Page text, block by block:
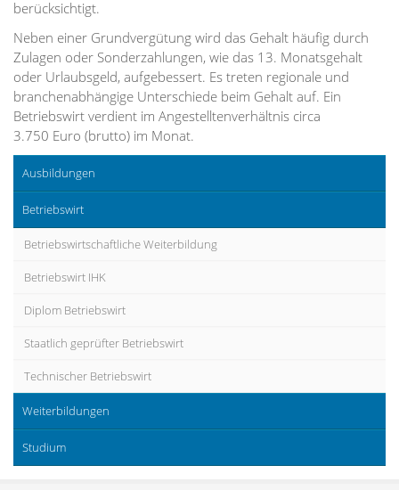
berücksichtigt.
Neben einer Grundvergütung wird das Gehalt häufig durch
Zulagen oder Sonderzahlungen, wie das 13. Monatsgehalt
oder Urlaubsgeld, aufgebessert. Es treten regionale und
branchenabhängige Unterschiede beim Gehalt auf. Ein
Betriebswirt verdient im Angestelltenverhältnis circa
3.750 Euro (brutto) im Monat.
Ausbildungen
Betriebswirt
Betriebswirtschaftliche Weiterbildung
Betriebswirt IHK
Diplom Betriebswirt
Staatlich geprüfter Betriebswirt
Technischer Betriebswirt
Weiterbildungen
Studium